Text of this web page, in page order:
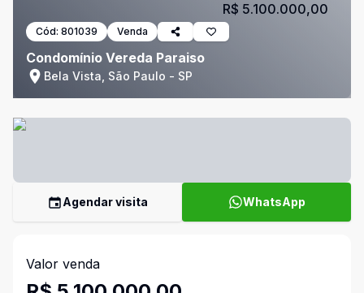
Cód: 801039 Venda
Condomínio Vereda Paraiso
Bela Vista, São Paulo - SP
R$ 5.100.000,00
Agendar visita WhatsApp
Valor venda